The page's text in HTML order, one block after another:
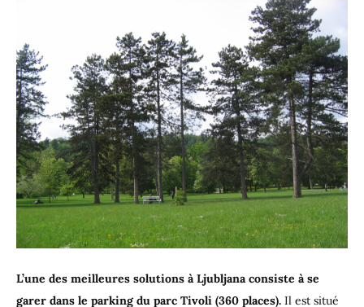
L’une des meilleures solutions à Ljubljana consiste à se
garer dans le parking du parc Tivoli (360 places). Il est situé